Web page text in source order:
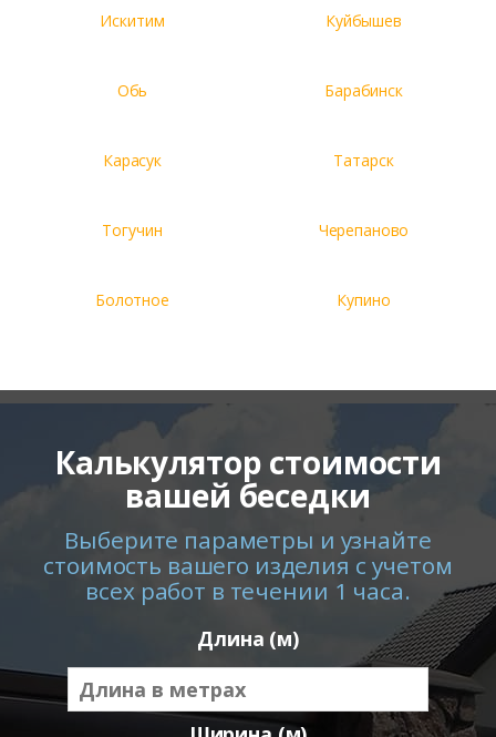
Искитим Куйбышев
Обь Барабинск
Карасук Татарск
Тогучин Черепаново
Болотное Купино
Калькулятор стоимости
вашей беседки
Выберите параметры и узнайте
стоимость вашего изделия с учетом
всех работ в течении 1 часа.
Длина (м)